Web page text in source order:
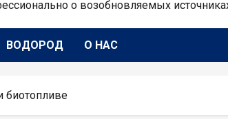
о возобновляемых
ВОДОРОД О НАС
биотопливе